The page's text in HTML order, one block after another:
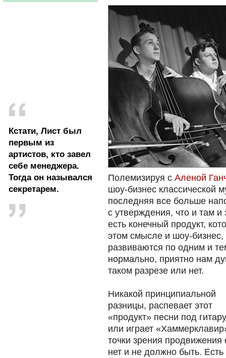
Кстати, Лист был
первым из
артистов, кто завел
себе менеджера.
Тогда он назывался
секретарем.
Полемизируя с Аленой
шоу-бизнес классической
последняя все больше
с утверждения, что и там и
есть конечный продукт,
этом смысле и шоу-бизнес,
развиваются по одним и
нормально, приятно нам
таком разрезе или нет.
Никакой принципиальной
разницы, распевает этот
«продукт» песни под гитару
или играет
точки зрения продвижения
нет и не должно быть. Есть